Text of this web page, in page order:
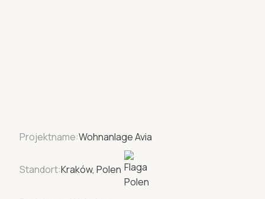
Projektname:Wohnanlage Avia
Standort:Kraków, Polen